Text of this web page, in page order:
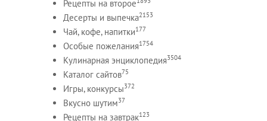
Рецепты на второе
Десерты и выпечка2153
Чай, кофе, напитки177
Особые пожелания1754
Кулинарная энциклопедия3504
Каталог сайтов75
Игры, конкурсы372
Вкусно шутим37
Рецепты на завтрак123